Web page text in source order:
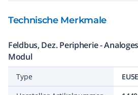
Technische Merkmale
Feldbus, Dez. Peripherie -
Modul
Type